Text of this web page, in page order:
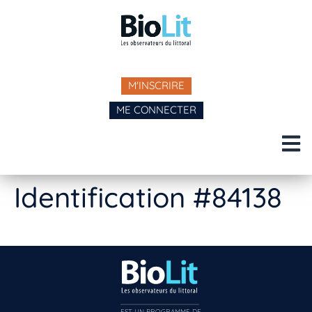
M'INSCRIRE
ME CONNECTER
Identification #84138